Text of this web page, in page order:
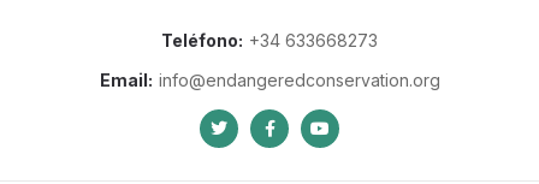
Teléfono: +34 633668273
Email: info@endangeredconservation.org